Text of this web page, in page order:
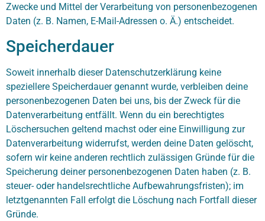
Zwecke und Mittel der Verarbeitung von personenbezogenen
Daten (z. B. Namen, E-Mail-Adressen o. Ä.) entscheidet.
Speicherdauer
Soweit innerhalb dieser Datenschutzerklärung keine
speziellere Speicherdauer genannt wurde, verbleiben deine
personenbezogenen Daten bei uns, bis der Zweck für die
Datenverarbeitung entfällt. Wenn du ein berechtigtes
Löschersuchen geltend machst oder eine Einwilligung zur
Datenverarbeitung widerrufst, werden deine Daten gelöscht,
sofern wir keine anderen rechtlich zulässigen Gründe für die
Speicherung deiner personenbezogenen Daten haben (z. B.
steuer- oder handelsrechtliche Aufbewahrungsfristen); im
letztgenannten Fall erfolgt die Löschung nach Fortfall dieser
Gründe.